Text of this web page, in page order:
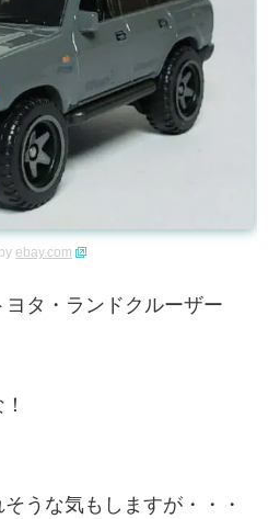
ebay.com
タ・ランドクルーザー
うな気もしますが・・・